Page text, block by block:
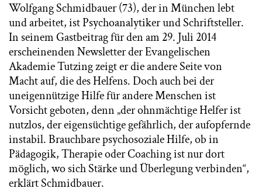
Wolfgang Schmidbauer (73), der in München lebt
und arbeitet, ist Psychoanalytiker und Schriftsteller.
In seinem Gastbeitrag für den am 29. Juli 2014
erscheinenden Newsletter der Evangelischen
Akademie Tutzing zeigt er die andere Seite von
Macht auf, die des Helfens. Doch auch bei der
uneigennützige Hilfe für andere Menschen ist
Vorsicht geboten, denn „der ohnmächtige Helfer ist
nutzlos, der eigensüchtige gefährlich, der aufopfernde
instabil. Brauchbare psychosoziale Hilfe, ob in
Pädagogik, Therapie oder Coaching ist nur dort
möglich, wo sich Stärke und Überlegung verbinden“,
erklärt Schmidbauer.